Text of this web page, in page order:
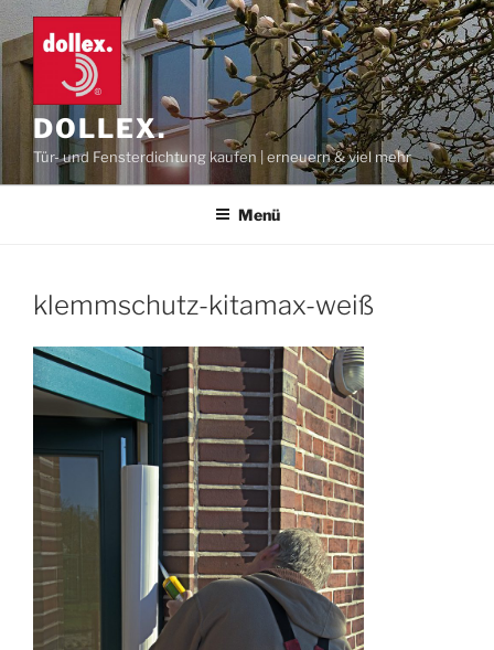
Zum
Inhalt
springen
DOLLEX.
Tür- und Fensterdichtung kaufen | erneuern & viel mehr
Menü
klemmschutz-kitamax-weiß